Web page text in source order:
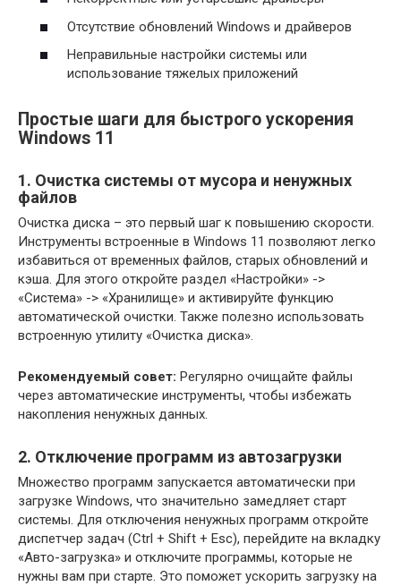
Отсутствие обновлений Windows и драйверов
Неправильные настройки системы или
использование тяжелых приложений
Простые шаги для быстрого ускорения
Windows 11
1. Очистка системы от мусора и ненужных
файлов
Очистка диска – это первый шаг к повышению скорости.
Инструменты встроенные в Windows 11 позволяют легко
избавиться от временных файлов, старых обновлений и
кэша. Для этого откройте раздел «Настройки» ->
«Система» -> «Хранилище» и активируйте функцию
автоматической очистки. Также полезно использовать
встроенную утилиту «Очистка диска».
Рекомендуемый совет: Регулярно очищайте файлы
через автоматические инструменты, чтобы избежать
накопления ненужных данных.
2. Отключение программ из автозагрузки
Множество программ запускается автоматически при
загрузке Windows, что значительно замедляет старт
системы. Для отключения ненужных программ откройте
диспетчер задач (Ctrl + Shift + Esc), перейдите на вкладку
«Авто-загрузка» и отключите программы, которые не
нужны вам при старте. Это поможет ускорить загрузку на